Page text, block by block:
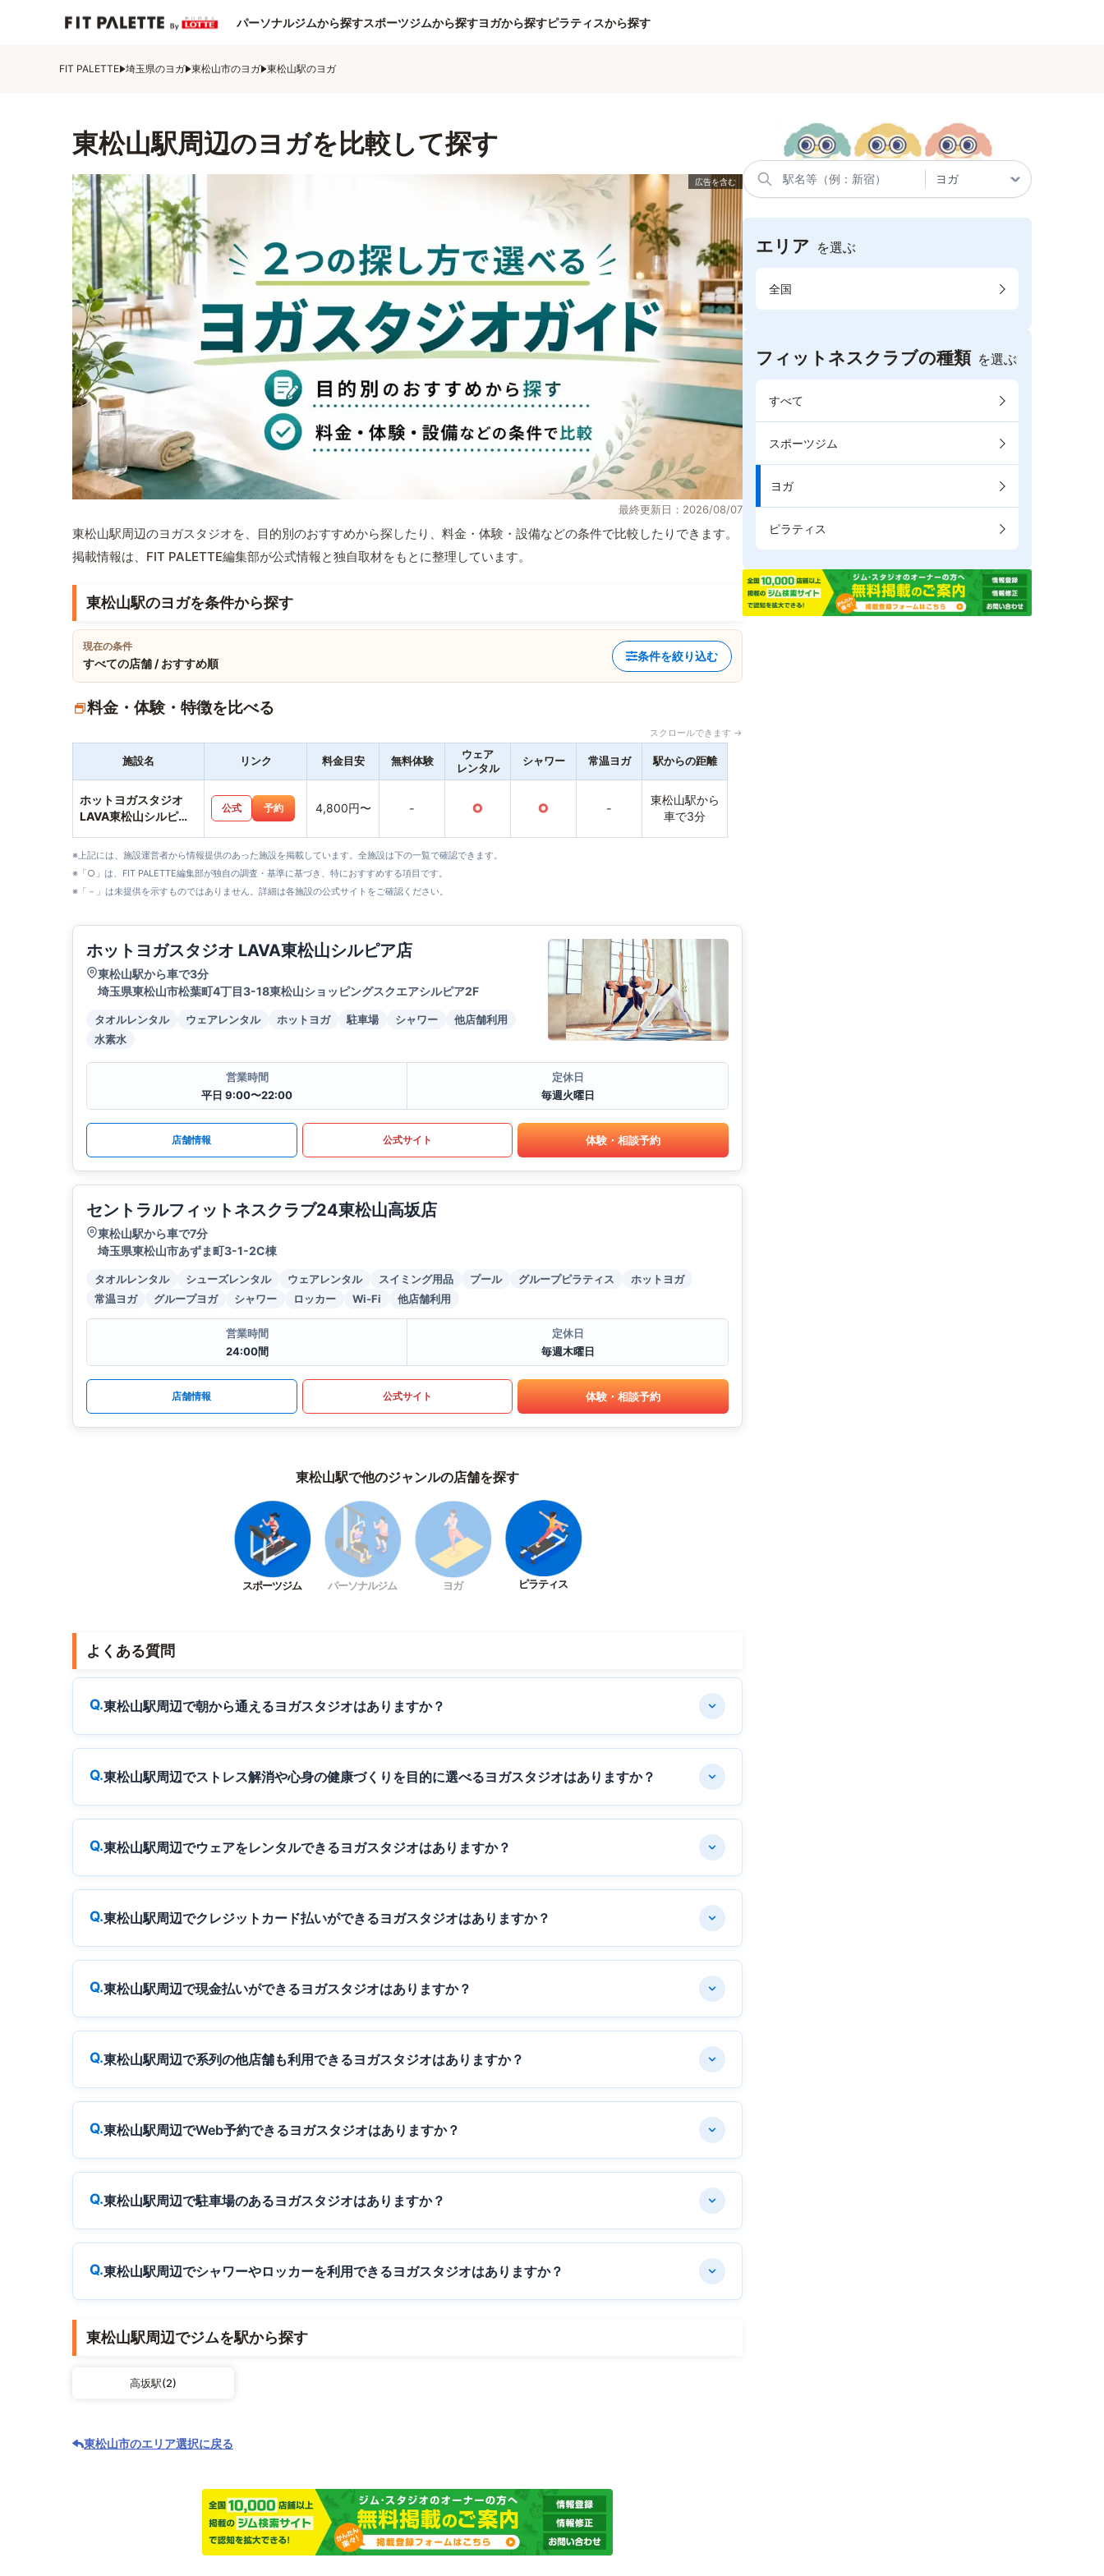
パーソナルジムから探すスポーツジムから探すヨガから探すピラティスから探す
FIT PALETTE 埼玉県のヨガ 東松山市のヨガ 東松山駅のヨガ
東松山駅周辺のヨガを比較して探す
最終更新日：2026/08/07
東松山駅周辺のヨガスタジオを、目的別のおすすめから探したり、料金・体験・設備などの条件で比較したりできます。
掲載情報は、FIT PALETTE編集部が公式情報と独自取材をもとに整理しています。
東松山駅のヨガを条件から探す
現在の条件
すべての店舗 / おすすめ順
条件を絞り込む
料金・体験・特徴を比べる
スクロールできます →
施設名 リンク 料金目安 無料体験
ウェア
レンタル
シャワー 常温ヨガ 駅からの距離
ホットヨガスタジオ
LAVA東松山シルピア
公式 予約 4,800円〜 - ○ ○ -
東松山駅から
車で3分
※上記には、施設運営者から情報提供のあった施設を掲載しています。全施設は下の一覧で確認できます。
※「○」は、FIT PALETTE編集部が独自の調査・基準に基づき、特におすすめする項目です。
※「－」は未提供を示すものではありません。詳細は各施設の公式サイトをご確認ください。
ホットヨガスタジオ LAVA東松山シルピア店
東松山駅から車で3分
埼玉県東松山市松葉町4丁目3-18東松山ショッピングスクエアシルピア2F
タオルレンタル ウェアレンタル ホットヨガ 駐車場 シャワー
他店舗利用
水素水
営業時間
平日 9:00〜22:00
定休日
毎週火曜日
店舗情報 公式サイト 体験・相談予約
セントラルフィットネスクラブ24東松山高坂店
東松山駅から車で7分
埼玉県東松山市あずま町3-1-2C棟
タオルレンタル シューズレンタル ウェアレンタル スイミング用品 プール グループピラティス
ホットヨガ
常温ヨガ
グループヨガ シャワー ロッカー Wi-Fi 他店舗利用
営業時間
24:00間
定休日
毎週木曜日
店舗情報 公式サイト 体験・相談予約
東松山駅で他のジャンルの店舗を探す
スポーツジム パーソナルジム ヨガ ピラティス
よくある質問
東松山駅周辺で朝から通えるヨガスタジオはありますか？
東松山駅周辺でストレス解消や心身の健康づくりを目的に選べるヨガスタジオはありますか？
東松山駅周辺でウェアをレンタルできるヨガスタジオはありますか？
東松山駅周辺でクレジットカード払いができるヨガスタジオはありますか？
東松山駅周辺で現金払いができるヨガスタジオはありますか？
東松山駅周辺で系列の他店舗も利用できるヨガスタジオはありますか？
東松山駅周辺でWeb予約できるヨガスタジオはありますか？
東松山駅周辺で駐車場のあるヨガスタジオはありますか？
東松山駅周辺でシャワーやロッカーを利用できるヨガスタジオはありますか？
東松山駅周辺でジムを駅から探す
高坂駅(2)
東松山市のエリア選択に戻る
エリア を選ぶ
全国
フィットネスクラブの種類 を選ぶ
すべて
スポーツジム
ヨガ
ピラティス